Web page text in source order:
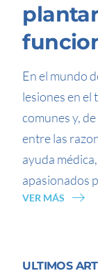
En el mundo
lesiones en
comunes y,
entre las
ayuda
apasionados
VER MÁS
ULTIMOS